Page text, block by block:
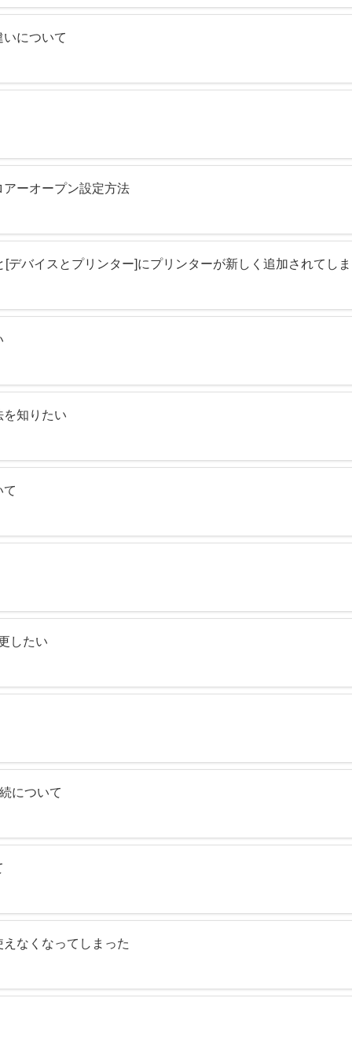
について
ーオープン設定方法
デバイスとプリンター]にプリンターが新しく追加されてし
知りたい
て
したい
について
なくなってしまった